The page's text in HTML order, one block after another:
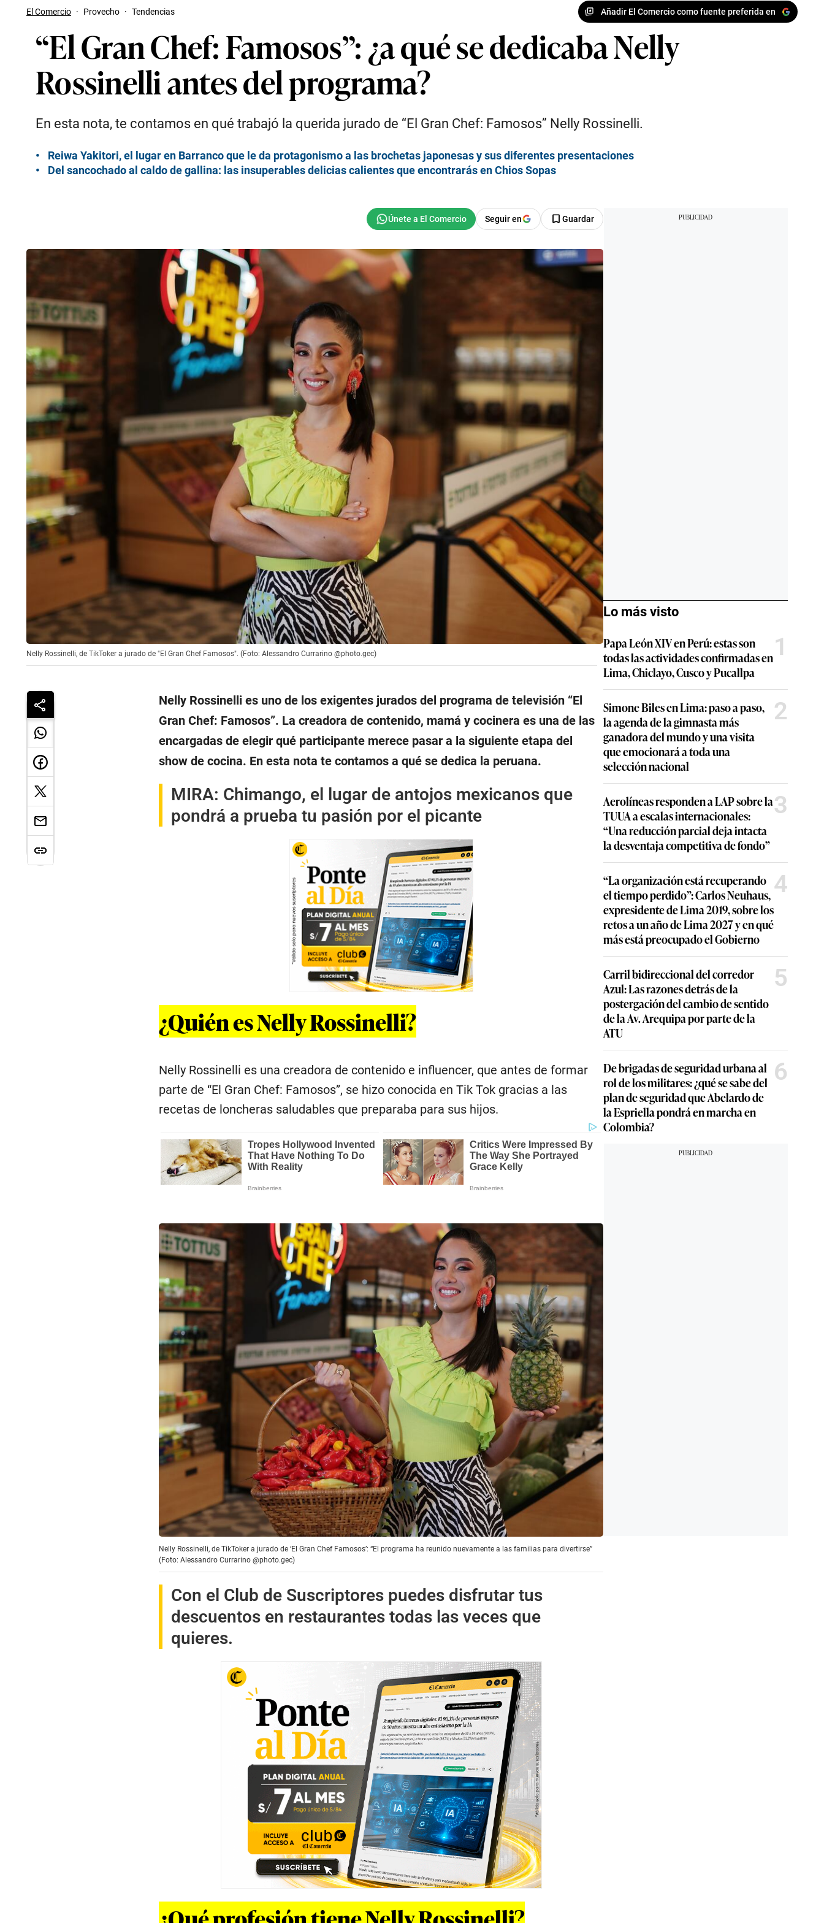
El Comercio · Provecho · Tendencias Añadir El Comercio como fuente preferida en
“El Gran Chef: Famosos”: ¿a qué se dedicaba Nelly
Rossinelli antes del programa?
En esta nota, te contamos en qué trabajó la querida jurado de “El Gran Chef: Famosos” Nelly Rossinelli.
Reiwa Yakitori, el lugar en Barranco que le da protagonismo a las brochetas japonesas y sus diferentes presentaciones
Del sancochado al caldo de gallina: las insuperables delicias calientes que encontrarás en Chios Sopas
Seguir en Guardar
Nelly Rossinelli, de TikToker a jurado de "El Gran Chef Famosos". (Foto: Alessandro Currarino @photo.gec)
Nelly Rossinelli es uno de los exigentes jurados del programa de televisión “El
Gran Chef: Famosos”. La creadora de contenido, mamá y cocinera es una de las
encargadas de elegir qué participante merece pasar a la siguiente etapa del
show de cocina. En esta nota te contamos a qué se dedica la peruana.
MIRA: Chimango, el lugar de antojos mexicanos que
pondrá a prueba tu pasión por el picante
¿Quién es Nelly Rossinelli?
Nelly Rossinelli es una creadora de contenido e influencer, que antes de formar
parte de “El Gran Chef: Famosos”, se hizo conocida en Tik Tok gracias a las
recetas de loncheras saludables que preparaba para sus hijos.
Nelly Rossinelli, de TikToker a jurado de ‘El Gran Chef Famosos’: “El programa ha reunido nuevamente a las familias para divertirse”
(Foto: Alessandro Currarino @photo.gec)
Con el Club de Suscriptores puedes disfrutar tus
descuentos en restaurantes todas las veces que
quieres.
Lo más visto
Papa León XIV en Perú: estas son
todas las actividades confirmadas en
Lima, Chiclayo, Cusco y Pucallpa
1
Simone Biles en Lima: paso a paso,
la agenda de la gimnasta más
ganadora del mundo y una visita
que emocionará a toda una
selección nacional
2
Aerolíneas responden a LAP sobre la
TUUA a escalas internacionales:
“Una reducción parcial deja intacta
la desventaja competitiva de fondo”
3
“La organización está recuperando
el tiempo perdido”: Carlos Neuhaus,
expresidente de Lima 2019, sobre los
retos a un año de Lima 2027 y en qué
más está preocupado el Gobierno
4
Carril bidireccional del corredor
Azul: Las razones detrás de la
postergación del cambio de sentido
de la Av. Arequipa por parte de la
ATU
5
De brigadas de seguridad urbana al
rol de los militares: ¿qué se sabe del
plan de seguridad que Abelardo de
la Espriella pondrá en marcha en
Colombia?
6